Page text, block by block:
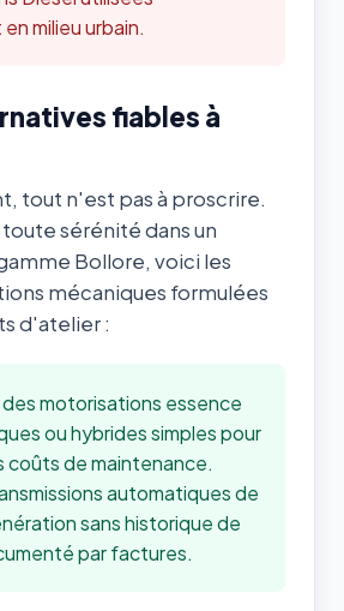
milieu urbain.
fiables à
tout n'est pas à proscrire.
sérénité dans un
Bollore, voici les
mécaniques formulées
d'atelier :
motorisations essence
ou hybrides simples pour
coûts de maintenance.
automatiques de
sans historique de
par factures.